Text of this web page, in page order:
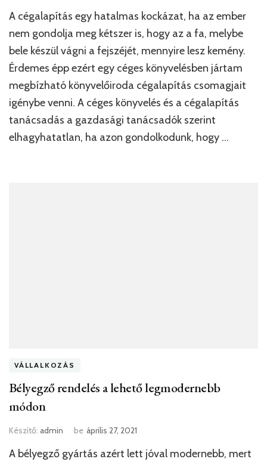
A cégalapítás egy hatalmas kockázat, ha az ember
nem gondolja meg kétszer is, hogy az a fa, melybe
bele készül vágni a fejszéjét, mennyire lesz kemény.
Érdemes épp ezért egy céges könyvelésben jártam
megbízható könyvelőiroda cégalapítás csomagjait
igénybe venni. A céges könyvelés és a cégalapítás
tanácsadás a gazdasági tanácsadók szerint
elhagyhatatlan, ha azon gondolkodunk, hogy …
VÁLLALKOZÁS
Bélyegző rendelés a lehető legmodernebb
módon
Készítő: admin be április 27, 2021
A bélyegző gyártás azért lett jóval modernebb, mert